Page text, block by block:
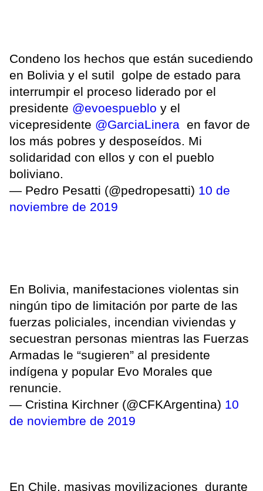
Condeno los hechos que están sucediendo
en Bolivia y el sutil golpe de estado para
interrumpir el proceso liderado por el
presidente @evoespueblo y el
vicepresidente @GarciaLinera en favor de
los más pobres y desposeídos. Mi
solidaridad con ellos y con el pueblo
boliviano.
— Pedro Pesatti (@pedropesatti) 10 de
noviembre de 2019
En Bolivia, manifestaciones violentas sin
ningún tipo de limitación por parte de las
fuerzas policiales, incendian viviendas y
secuestran personas mientras las Fuerzas
Armadas le “sugieren” al presidente
indígena y popular Evo Morales que
renuncie.
— Cristina Kirchner (@CFKArgentina) 10
de noviembre de 2019
En Chile, masivas movilizaciones durante